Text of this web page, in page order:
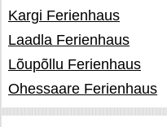
Kargi Ferienhaus
Laadla Ferienhaus
Lõupõllu Ferienhaus
Ohessaare Ferienhaus